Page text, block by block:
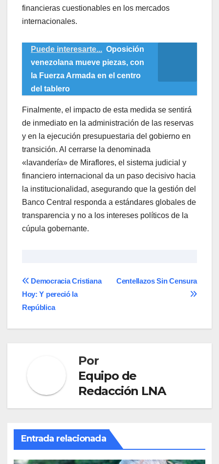
financieras cuestionables en los mercados
internacionales.
Puede interesarte... Oposición
venezolana mueve piezas, con
la Fuerza Armada en el centro
del tablero
​Finalmente, el impacto de esta medida se sentirá
de inmediato en la administración de las reservas
y en la ejecución presupuestaria del gobierno en
transición. Al cerrarse la denominada
«lavandería» de Miraflores, el sistema judicial y
financiero internacional da un paso decisivo hacia
la institucionalidad, asegurando que la gestión del
Banco Central responda a estándares globales de
transparencia y no a los intereses políticos de la
cúpula gobernante.
Navegación
de
entradas
Centellazos Sin Censura
Democracia Cristiana
Hoy: Y pereció la
República
Por
Equipo de
Redacción LNA
Entrada relacionada